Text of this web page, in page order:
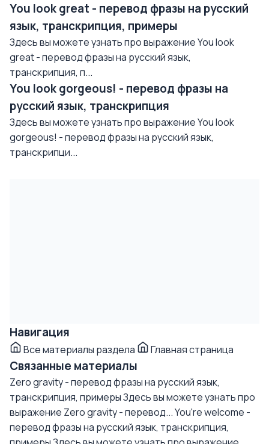
You look great - перевод фразы на русский
язык, транскрипция, примеры
Здесь вы можете узнать про выражение You look
great - перевод фразы на русский язык,
транскрипция, п...
You look gorgeous! - перевод фразы на
русский язык, транскрипция
Здесь вы можете узнать про выражение You look
gorgeous! - перевод фразы на русский язык,
транскрипци...
Навигация
Все материалы раздела Главная страница
Связанные материалы
Zero gravity - перевод фразы на русский язык,
транскрипция, примерыЗдесь вы можете узнать про
выражение Zero gravity - перевод...You're welcome -
перевод фразы на русский язык, транскрипция,